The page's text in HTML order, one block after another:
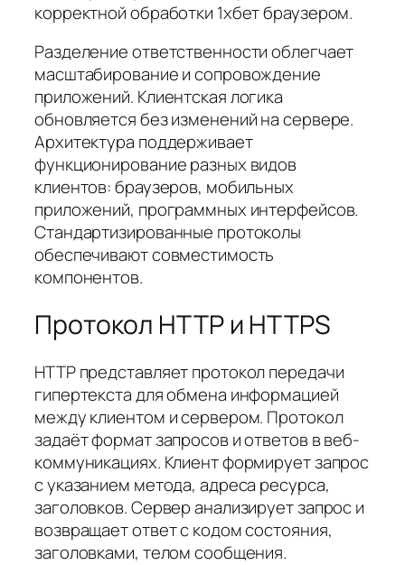
корректной обработки 1хбет браузером.
Разделение ответственности облегчает
масштабирование и сопровождение
приложений. Клиентская логика
обновляется без изменений на сервере.
Архитектура поддерживает
функционирование разных видов
клиентов: браузеров, мобильных
приложений, программных интерфейсов.
Стандартизированные протоколы
обеспечивают совместимость
компонентов.
Протокол HTTP и HTTPS
HTTP представляет протокол передачи
гипертекста для обмена информацией
между клиентом и сервером. Протокол
задаёт формат запросов и ответов в веб-
коммуникациях. Клиент формирует запрос
с указанием метода, адреса ресурса,
заголовков. Сервер анализирует запрос и
возвращает ответ с кодом состояния,
заголовками, телом сообщения.